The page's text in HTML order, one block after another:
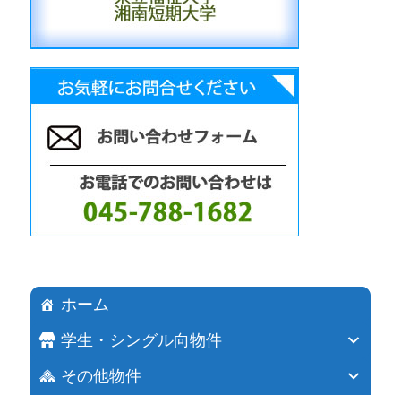
ホーム
学生・シングル向物件
その他物件